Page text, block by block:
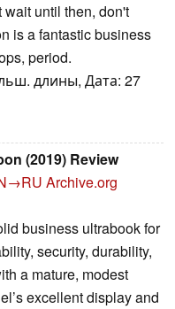
until then, don't
is a fantastic business
period.
длины, Дата: 27
(2019) Review
Archive.org
business ultrabook for
security, durability,
a mature, modest
excellent display and